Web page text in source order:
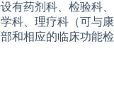
有药剂科、检验科、
科、理疗科（可与康
和相应的临床功能检